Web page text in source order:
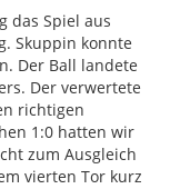
das Spiel aus
Skuppin konnte
Der Ball landete
Der verwertete
richtigen
1:0 hatten wir
zum Ausgleich
vierten Tor kurz